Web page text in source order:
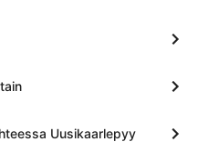
Uusikaarlepyy